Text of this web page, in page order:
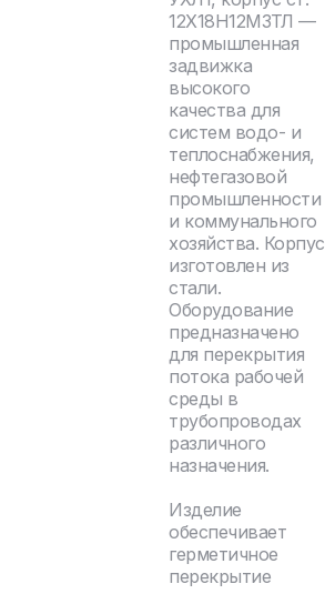
12Х18Н12М3ТЛ —
промышленная
задвижка
высокого
качества для
систем водо- и
теплоснабжения,
нефтегазовой
промышленности
и коммунального
хозяйства. Корпус
изготовлен из
стали.
Оборудование
предназначено
для перекрытия
потока рабочей
среды в
трубопроводах
различного
назначения.
Изделие
обеспечивает
герметичное
перекрытие